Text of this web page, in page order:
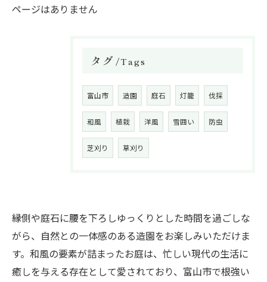
ページはありません
タグ Tags
富山市 造園 庭石 灯籠 伐採
和風 植栽 洋風 雪囲い 防虫
芝刈り 草刈り
縁側や庭石に腰を下ろしゆっくりとした時間を過ごしな
がら、自然との一体感のある造園をお楽しみいただけま
す。和風の要素が詰まったお庭は、忙しい現代の生活に
癒しを与える存在として愛されており、富山市で根強い